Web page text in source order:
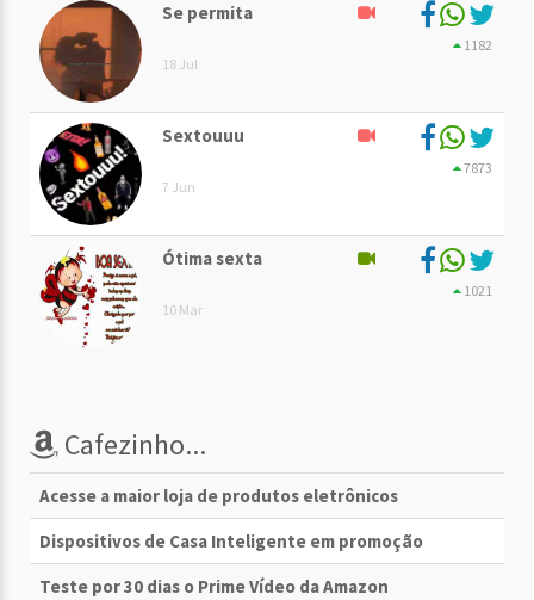
Se permita
18 Jul
1182
Sextouuu
7 Jun
7873
Ótima sexta
10 Mar
1021
Cafezinho...
Acesse a maior loja de produtos eletrônicos
Dispositivos de Casa Inteligente em promoção
Teste por 30 dias o Prime Vídeo da Amazon